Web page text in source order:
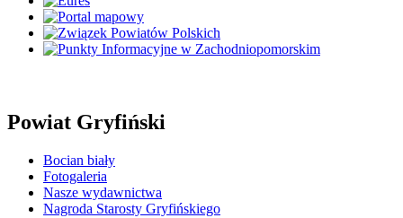
Powiat Gryfiński
Bocian biały
Fotogaleria
Nasze wydawnictwa
Nagroda Starosty Gryfińskiego